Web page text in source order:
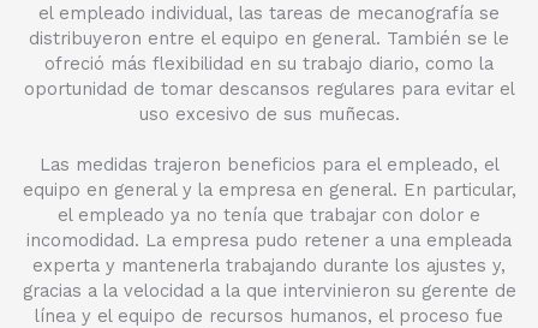
el empleado individual, las tareas de mecanografía se
distribuyeron entre el equipo en general. También se le
ofreció más flexibilidad en su trabajo diario, como la
oportunidad de tomar descansos regulares para evitar el
uso excesivo de sus muñecas.
Las medidas trajeron beneficios para el empleado, el
equipo en general y la empresa en general. En particular,
el empleado ya no tenía que trabajar con dolor e
incomodidad. La empresa pudo retener a una empleada
experta y mantenerla trabajando durante los ajustes y,
gracias a la velocidad a la que intervinieron su gerente de
línea y el equipo de recursos humanos, el proceso fue